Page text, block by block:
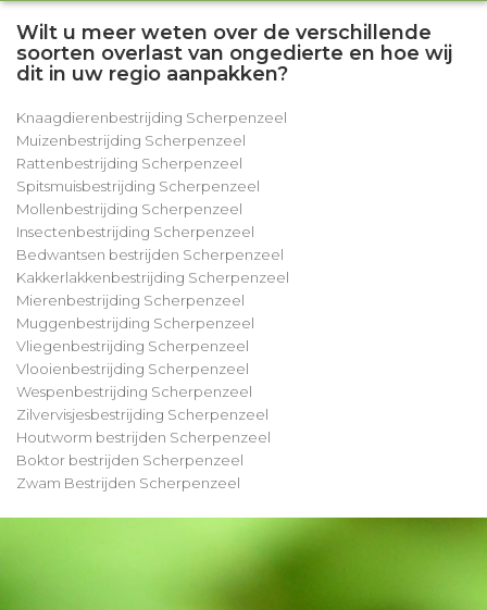
Wilt u meer weten over de verschillende
soorten overlast van ongedierte en hoe wij
dit in uw regio aanpakken?
Knaagdierenbestrijding Scherpenzeel
Muizenbestrijding Scherpenzeel
Rattenbestrijding Scherpenzeel
Spitsmuisbestrijding Scherpenzeel
Mollenbestrijding Scherpenzeel
Insectenbestrijding Scherpenzeel
Bedwantsen bestrijden Scherpenzeel
Kakkerlakkenbestrijding Scherpenzeel
Mierenbestrijding Scherpenzeel
Muggenbestrijding Scherpenzeel
Vliegenbestrijding Scherpenzeel
Vlooienbestrijding Scherpenzeel
Wespenbestrijding Scherpenzeel
Zilvervisjesbestrijding Scherpenzeel
Houtworm bestrijden Scherpenzeel
Boktor bestrijden Scherpenzeel
Zwam Bestrijden Scherpenzeel